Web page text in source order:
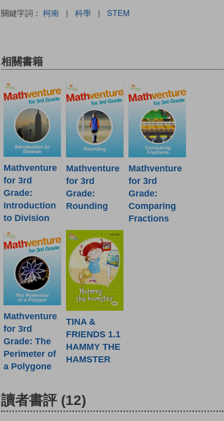
關鍵字詞： 柯南 | 科學 | STEM
相關書籍
Mathventure
for 3rd
Grade:
Introduction
to Division
Mathventure
for 3rd
Grade:
Rounding
Mathventure
for 3rd
Grade:
Comparing
Fractions
Mathventure
for 3rd
Grade: The
Perimeter of
a Polygone
TINA &
FRIENDS 1.1
HAMMY THE
HAMSTER
讀者書評 (12)